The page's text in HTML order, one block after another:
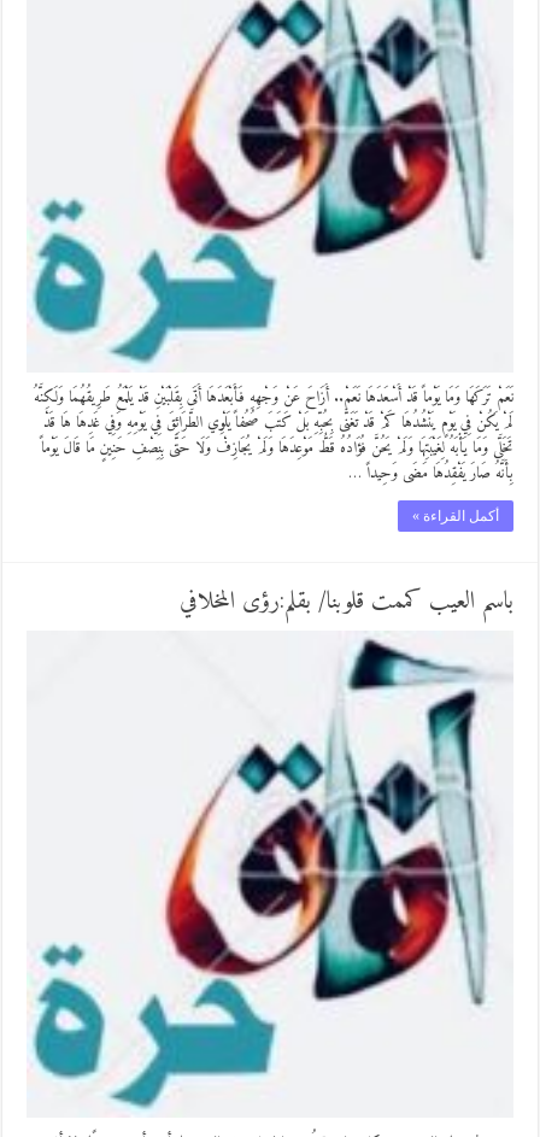
نَعَمْ تَرَكَهَا وَمَا يَوْماً قَدْ أَسْعَدَهَا نَعَمْ.. أَزَاحَ عَنْ وَجْهِهِ فَأَبْعَدَهَا أَتَى بِقَلْبَيْنِ قَدْ يَلْمَعُ طَرِيقُهُمَا وَلَكِنَّهُ
لَمْ يَكُنْ فِي يَوْمٍ يَنْشُدُهَا كَمْ قَدْ تَغَنَّى بِحُبِّهِ بَلْ كَتَبَ صُحُفاً يَلْوِي الطَّرَائِقَ فِي يَوْمِهِ وَفِي غَدِهَا هَا قَدْ
تَخَلَّى وَمَا يَأْبَهُ لِغَيْبَتِهَا وَلَمْ يَحُنَّ فُؤَادُهُ قَطُّ مَوْعِدَهَا وَلَمْ يُجَازِفْ وَلَا حَتَّى بِنِصْفِ حَنِينٍ مَا قَالَ يَوْماً
بِأَنَّهُ صَارَ يَفْقِدُهَا مَضَى وَحِيداً …
أكمل القراءة »
باسم العيب كممت قلوبنا/ بقلم:رؤى المخلافي